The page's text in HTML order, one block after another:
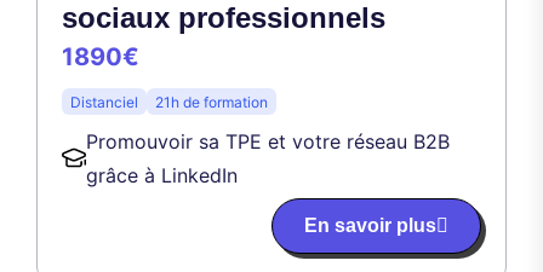
sociaux professionnels
1890€
Distanciel 21h de formation
Promouvoir sa TPE et votre réseau B2B
grâce à LinkedIn
En savoir plus